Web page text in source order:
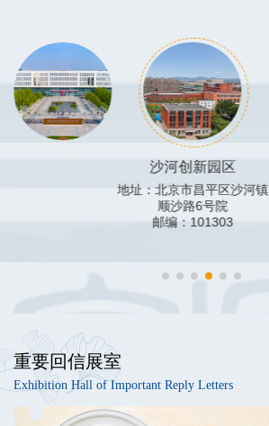
沙河创新园区
地址：北京市昌平区沙河镇
顺沙路6号院
邮编：101303
Exhibition Hall of Important Reply Letters
重要回信展室